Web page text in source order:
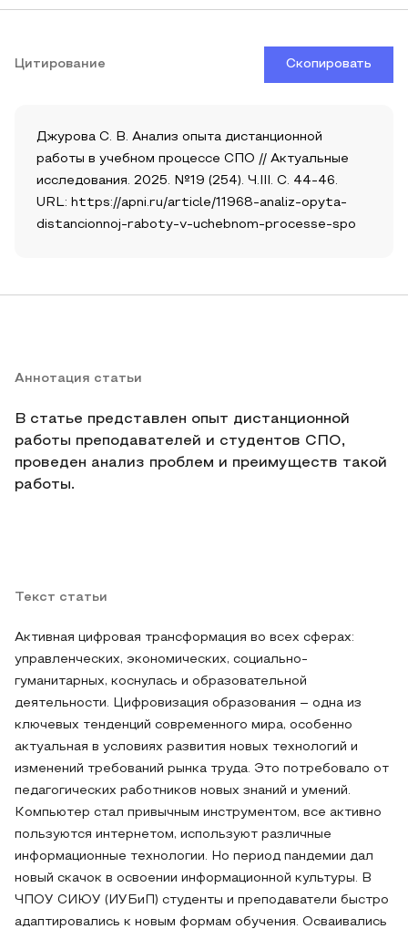
Цитирование Скопировать
Джурова С. В. Анализ опыта дистанционной
работы в учебном процессе СПО // Актуальные
исследования. 2025. №19 (254). Ч.III. С. 44-46.
URL: https://apni.ru/article/11968-analiz-opyta-
distancionnoj-raboty-v-uchebnom-processe-spo
Аннотация статьи
В статье представлен опыт дистанционной
работы преподавателей и студентов СПО,
проведен анализ проблем и преимуществ такой
работы.
Текст статьи
Активная цифровая трансформация во всех сферах:
управленческих, экономических, социально-
гуманитарных, коснулась и образовательной
деятельности. Цифровизация образования – одна из
ключевых тенденций современного мира, особенно
актуальная в условиях развития новых технологий и
изменений требований рынка труда. Это потребовало от
педагогических работников новых знаний и умений.
Компьютер стал привычным инструментом, все активно
пользуются интернетом, используют различные
информационные технологии. Но период пандемии дал
новый скачок в освоении информационной культуры. В
ЧПОУ СИЮУ (ИУБиП) студенты и преподаватели быстро
адаптировались к новым формам обучения. Осваивались